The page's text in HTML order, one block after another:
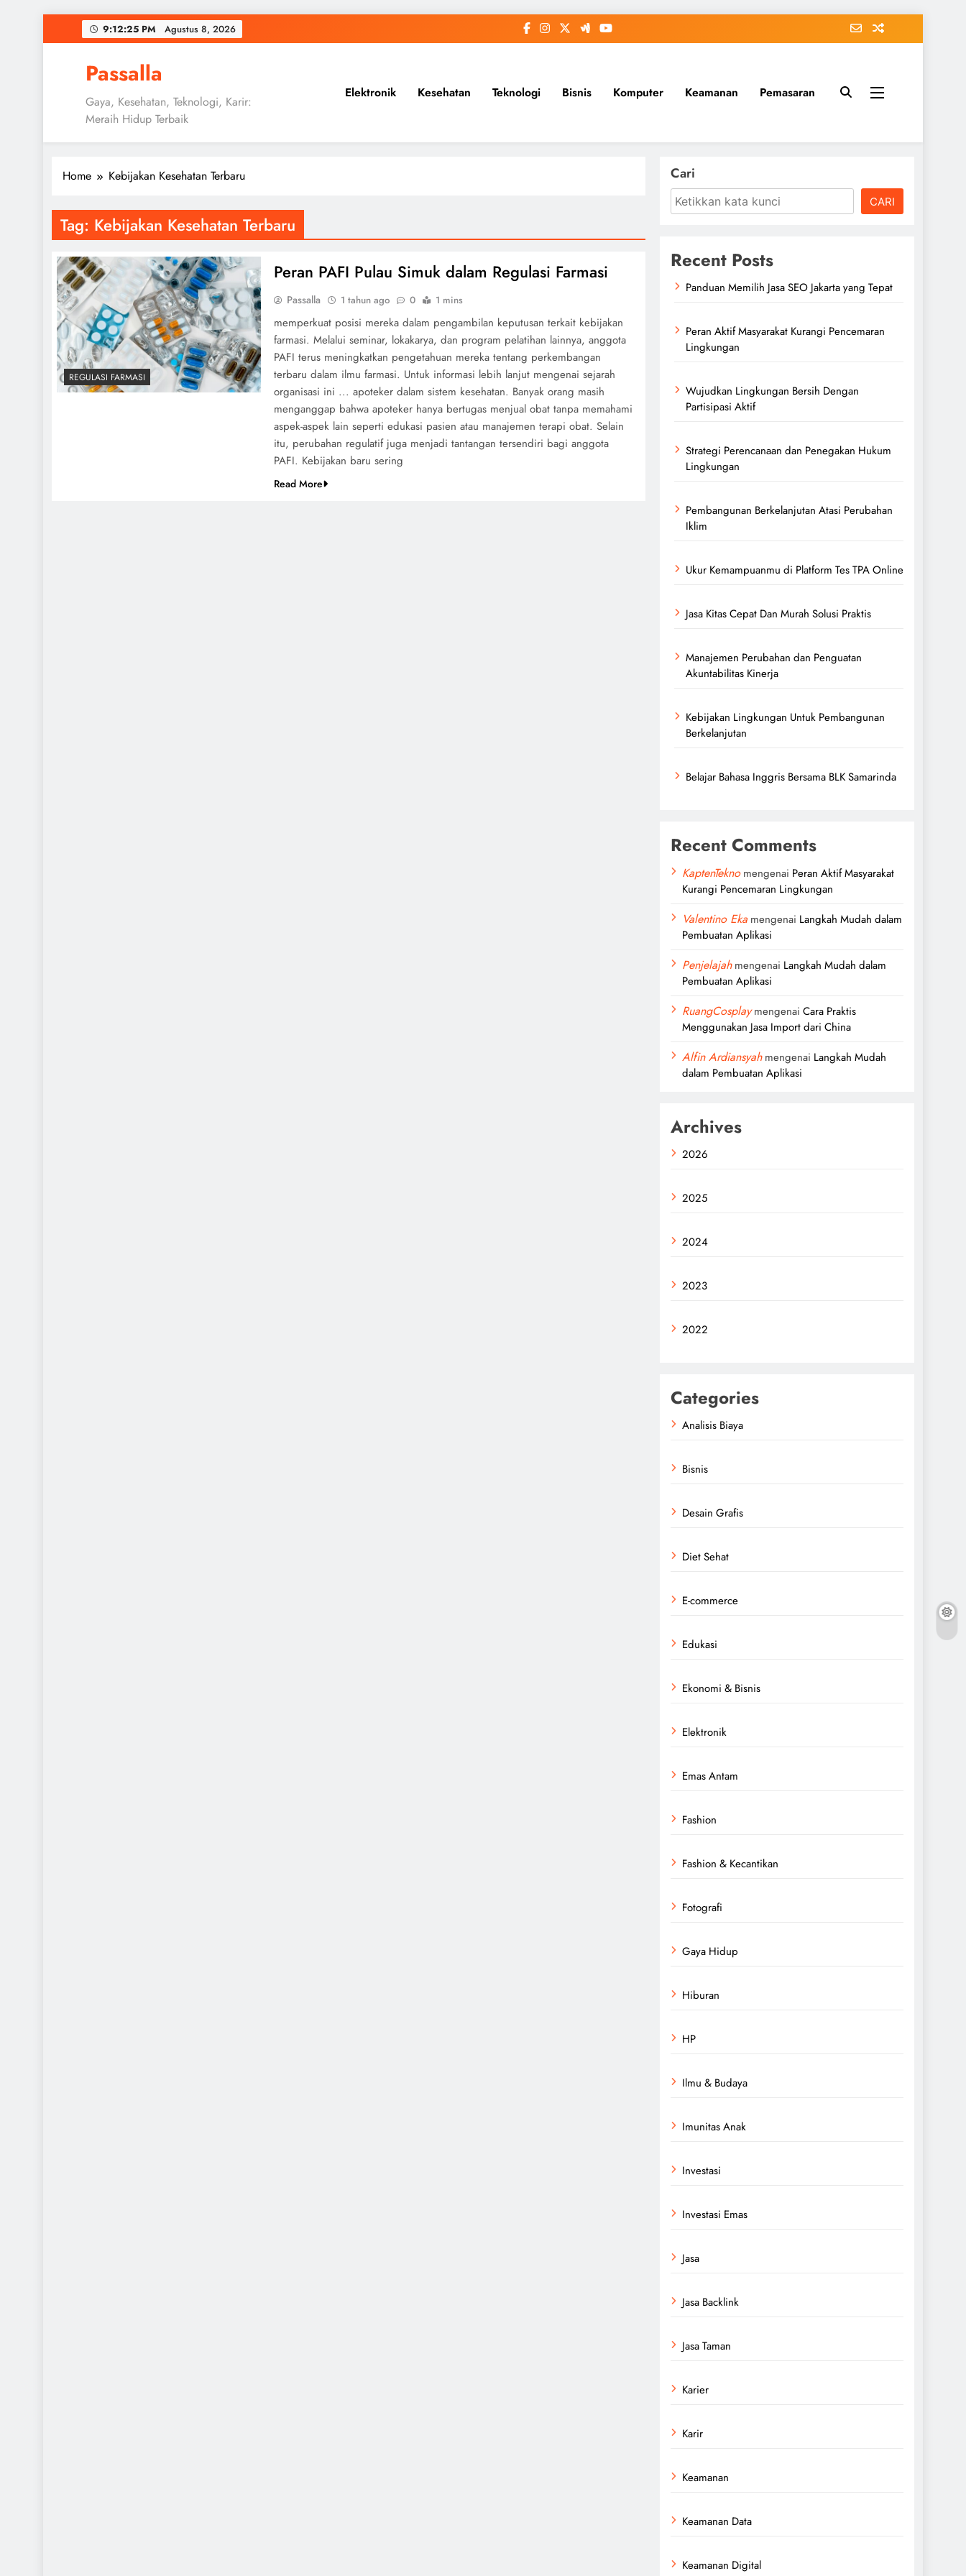
to
9:12:26 PM Agustus 8,
2026
Passalla
Gaya, Kesehatan, Teknologi, Karir:
Meraih Hidup Terbaik
Elektronik Kesehatan Teknologi Bisnis Komputer Keamanan Pemasaran
Home Kebijakan Kesehatan Terbaru
Tag: Kebijakan Kesehatan Terbaru
REGULASI FARMASI
Peran PAFI Pulau Simuk dalam Regulasi Farmasi
Passalla 1 tahun ago 0 1 mins
memperkuat posisi mereka dalam pengambilan keputusan terkait kebijakan
farmasi. Melalui seminar, lokakarya, dan program pelatihan lainnya, anggota
PAFI terus meningkatkan pengetahuan mereka tentang perkembangan
terbaru dalam ilmu farmasi. Untuk informasi lebih lanjut mengenai sejarah
organisasi ini ... apoteker dalam sistem kesehatan. Banyak orang masih
menganggap bahwa apoteker hanya bertugas menjual obat tanpa memahami
aspek-aspek lain seperti edukasi pasien atau manajemen terapi obat. Selain
itu, perubahan regulatif juga menjadi tantangan tersendiri bagi anggota
PAFI. Kebijakan baru sering
Read More
Cari
CARI
Recent Posts
Panduan Memilih Jasa SEO Jakarta yang Tepat
Peran Aktif Masyarakat Kurangi Pencemaran
Lingkungan
Wujudkan Lingkungan Bersih Dengan
Partisipasi Aktif
Strategi Perencanaan dan Penegakan Hukum
Lingkungan
Pembangunan Berkelanjutan Atasi Perubahan
Iklim
Ukur Kemampuanmu di Platform Tes TPA Online
Jasa Kitas Cepat Dan Murah Solusi Praktis
Manajemen Perubahan dan Penguatan
Akuntabilitas Kinerja
Kebijakan Lingkungan Untuk Pembangunan
Berkelanjutan
Belajar Bahasa Inggris Bersama BLK Samarinda
Recent Comments
KaptenTeknomengenai Peran Aktif Masyarakat
Kurangi Pencemaran Lingkungan
Valentino Eka mengenai Langkah Mudah dalam
Pembuatan Aplikasi
Penjelajahmengenai Langkah Mudah dalam
Pembuatan Aplikasi
RuangCosplaymengenai Cara Praktis
Menggunakan Jasa Import dari China
Alfin Ardiansyahmengenai Langkah Mudah
dalam Pembuatan Aplikasi
Archives
2026
2025
2024
2023
2022
Categories
Analisis Biaya
Bisnis
Desain Grafis
Diet Sehat
E-commerce
Edukasi
Ekonomi & Bisnis
Elektronik
Emas Antam
Fashion
Fashion & Kecantikan
Fotografi
Gaya Hidup
Hiburan
HP
Ilmu & Budaya
Imunitas Anak
Investasi
Investasi Emas
Jasa
Jasa Backlink
Jasa Taman
Karier
Karir
Keamanan
Keamanan Data
Keamanan Digital